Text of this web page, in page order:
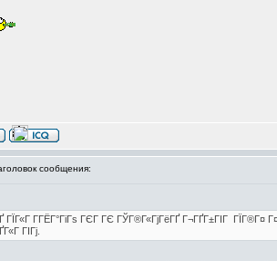
сообщения:
ГЇГ«Г Г­ГЁГ°ГіГѕ ГЄГ ГЄ ГЎГ®Г«ГјГёГҐ Г¬ГҐГ±ГІГ
ГІГј.